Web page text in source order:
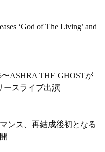
‘God of The Living’ and
〜ASHRA THE GHOSTが
ースライブ出演
ンス、再結成後初となる